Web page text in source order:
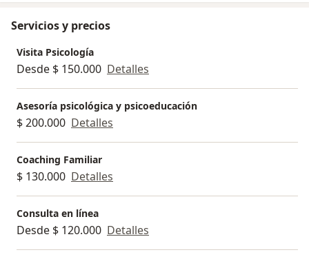
Servicios y precios
Visita Psicología
Desde $ 150.000 Detalles
Asesoría psicológica y psicoeducación
$ 200.000 Detalles
Coaching Familiar
$ 130.000 Detalles
Consulta en línea
Desde $ 120.000 Detalles